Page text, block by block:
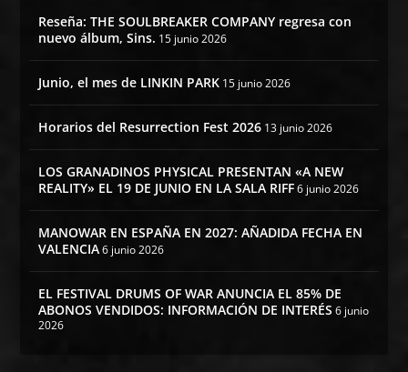
Reseña: THE SOULBREAKER COMPANY regresa con
nuevo álbum, Sins. 15 junio 2026
Junio, el mes de LINKIN PARK 15 junio 2026
Horarios del Resurrection Fest 2026 13 junio 2026
LOS GRANADINOS PHYSICAL PRESENTAN «A NEW
REALITY» EL 19 DE JUNIO EN LA SALA RIFF 6 junio 2026
MANOWAR EN ESPAÑA EN 2027: AÑADIDA FECHA EN
VALENCIA 6 junio 2026
EL FESTIVAL DRUMS OF WAR ANUNCIA EL 85% DE
ABONOS VENDIDOS: INFORMACIÓN DE INTERÉS 6 junio
2026